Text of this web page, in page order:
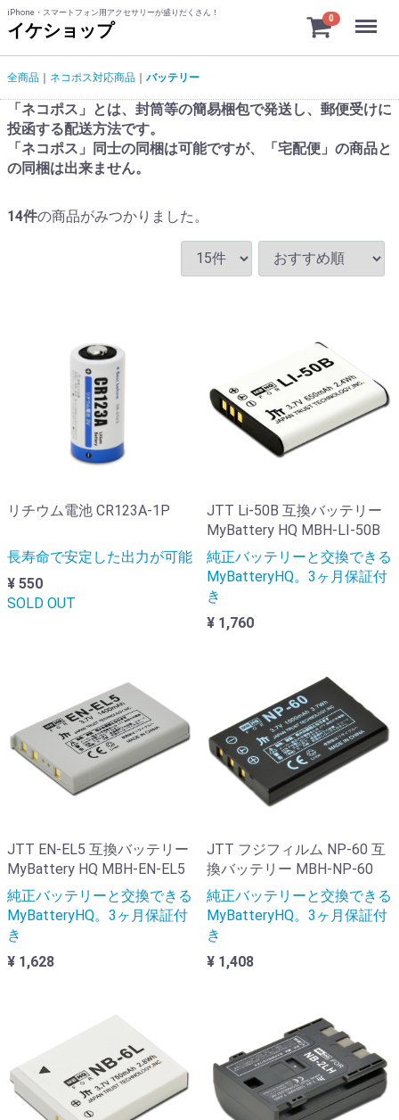
iPhone・スマートフォン用アクセサリーが盛りだくさん！
イケショップ
0 Menu
全商品 ネコポス対応商品 バッテリー
「ネコポス」とは、封筒等の簡易梱包で発送し、郵便受けに
投函する配送方法です。
「ネコポス」同士の同梱は可能ですが、「宅配便」の商品と
の同梱は出来ません。
14件の商品がみつかりました。
リチウム電池 CR123A-1P
長寿命で安定した出力が可能
¥ 550
SOLD OUT
JTT Li-50B 互換バッテリー
MyBattery HQ MBH-LI-50B
純正バッテリーと交換できる
MyBatteryHQ。3ヶ月保証付
き
¥ 1,760
JTT EN-EL5 互換バッテリー
MyBattery HQ MBH-EN-EL5
純正バッテリーと交換できる
MyBatteryHQ。3ヶ月保証付
き
¥ 1,628
JTT フジフィルム NP-60 互
換バッテリー MBH-NP-60
純正バッテリーと交換できる
MyBatteryHQ。3ヶ月保証付
き
¥ 1,408